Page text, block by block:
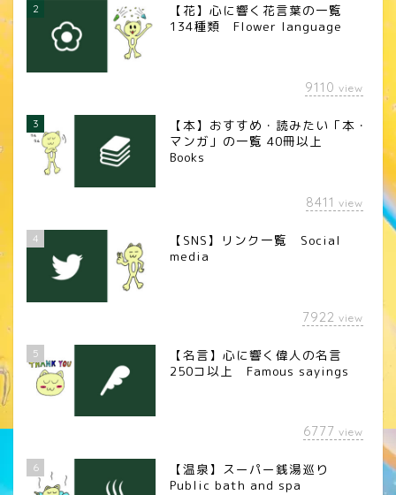
2
【花】心に響く花言葉の一覧
134種類 Flower language
9110 view
3
【本】おすすめ・読みたい「本・
マンガ」の一覧 40冊以上
Books
8411 view
4
【SNS】リンク一覧 Social
media
7922 view
5
【名言】心に響く偉人の名言
250コ以上 Famous sayings
6777 view
6
【温泉】スーパー銭湯巡り
Public bath and spa